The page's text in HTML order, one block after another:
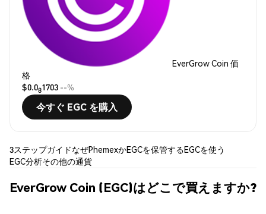
EverGrow Coin 価
格
$0.081703 --%
今すぐ EGC を購入
3ステップガイドなぜPhemexかEGCを保管するEGCを使う
EGC分析その他の通貨
EverGrow Coin (EGC)はどこで買えますか?